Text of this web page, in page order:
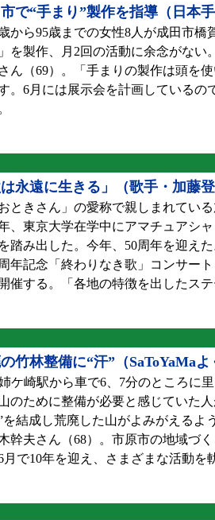
で“手まり”製作を指導（日本
から95歳までの女性8人が成田市橋
を製作、月2回の活動に余念がな
ん（69）。「手まりの製作は頭を
。6月には展示会を計画している
は永遠に生きる」（歌手・加藤
ときさん」の愛称で親しまれてい
、東京大学在学中にアマチュアシ
踏み出した。今年、50周年を迎え
年記念「終わりなき歌」コンサー
催する。「各地の特徴を出したス
竹林整備に“汗”（SaToYaMa
ケ崎駅から車で6、7分のところに
のために整備が必要と感じていた人
を結成し荒廃した山がよみがえる
幹夫さん（68）。市原市の地域づ
月で10年を迎え、さまざまな活動を